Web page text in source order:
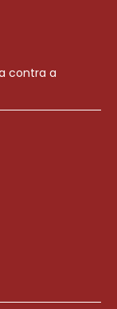
contra a